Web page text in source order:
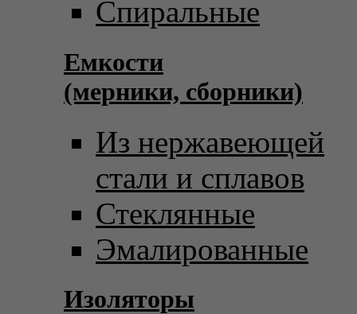
Спиральные
Емкости
(мерники, сборники)
Из нержавеющей
стали и сплавов
Стеклянные
Эмалированные
Изоляторы